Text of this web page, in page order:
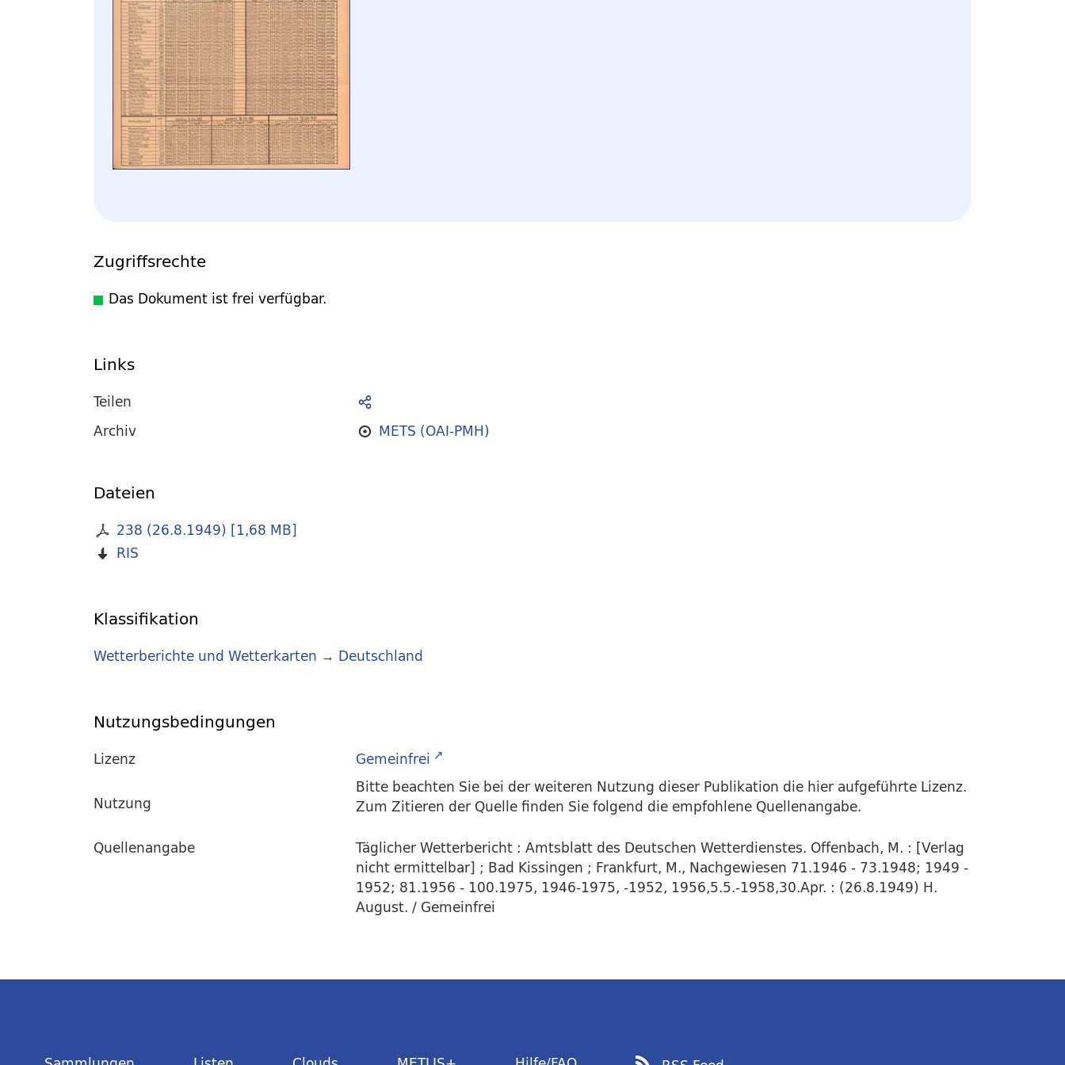
Zugriffsrechte
Das Dokument ist frei verfügbar.
Links
Teilen
Archiv
METS (OAI-PMH)
Dateien
238 (26.8.1949) [1,68 MB]
RIS
Klassifikation
Wetterberichte und Wetterkarten → Deutschland
Nutzungsbedingungen
Lizenz
Gemeinfrei
Nutzung
Bitte beachten Sie bei der weiteren Nutzung dieser Publikation die hier aufgeführte Lizenz.
Zum Zitieren der Quelle finden Sie folgend die empfohlene Quellenangabe.
Quellenangabe
Täglicher Wetterbericht : Amtsblatt des Deutschen Wetterdienstes. Offenbach, M. : [Verlag
nicht ermittelbar] ; Bad Kissingen ; Frankfurt, M., Nachgewiesen 71.1946 - 73.1948; 1949 -
1952; 81.1956 - 100.1975, 1946-1975, -1952, 1956,5.5.-1958,30.Apr. : (26.8.1949) H.
August. / Gemeinfrei